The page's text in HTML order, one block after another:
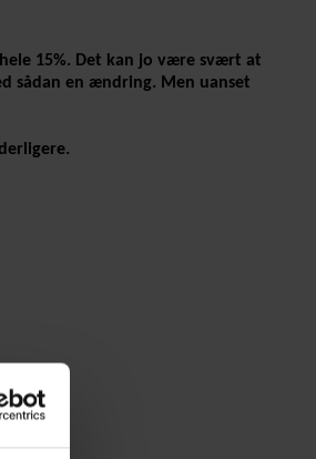
15%. Det kan jo være svært at
sådan en ændring. Men uanset